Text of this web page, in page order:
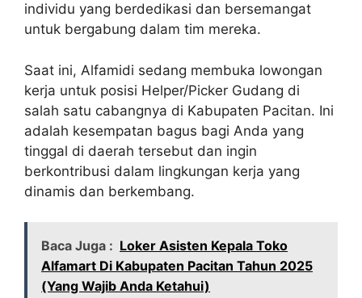
individu yang berdedikasi dan bersemangat
untuk bergabung dalam tim mereka.
Saat ini, Alfamidi sedang membuka lowongan
kerja untuk posisi Helper/Picker Gudang di
salah satu cabangnya di Kabupaten Pacitan. Ini
adalah kesempatan bagus bagi Anda yang
tinggal di daerah tersebut dan ingin
berkontribusi dalam lingkungan kerja yang
dinamis dan berkembang.
Baca Juga : Loker Asisten Kepala Toko
Alfamart Di Kabupaten Pacitan Tahun 2025
(Yang Wajib Anda Ketahui)